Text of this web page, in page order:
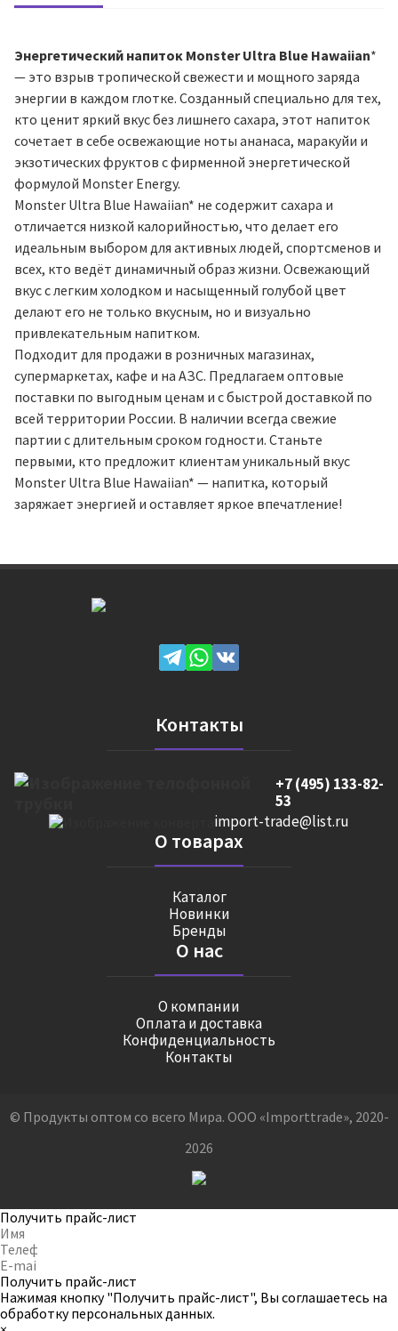
Энергетический напиток Monster Ultra Blue Hawaiian*
— это взрыв тропической свежести и мощного заряда
энергии в каждом глотке. Созданный специально для тех,
кто ценит яркий вкус без лишнего сахара, этот напиток
сочетает в себе освежающие ноты ананаса, маракуйи и
экзотических фруктов с фирменной энергетической
формулой Monster Energy.
Monster Ultra Blue Hawaiian* не содержит сахара и
отличается низкой калорийностью, что делает его
идеальным выбором для активных людей, спортсменов и
всех, кто ведёт динамичный образ жизни. Освежающий
вкус с легким холодком и насыщенный голубой цвет
делают его не только вкусным, но и визуально
привлекательным напитком.
Подходит для продажи в розничных магазинах,
супермаркетах, кафе и на АЗС. Предлагаем оптовые
поставки по выгодным ценам и с быстрой доставкой по
всей территории России. В наличии всегда свежие
партии с длительным сроком годности. Станьте
первыми, кто предложит клиентам уникальный вкус
Monster Ultra Blue Hawaiian* — напитка, который
заряжает энергией и оставляет яркое впечатление!
Контакты
+7 (495) 133-82-
53
import-trade@list.ru
О товарах
Каталог
Новинки
Бренды
О нас
О компании
Оплата и доставка
Конфиденциальность
Контакты
© Продукты оптом со всего Мира. ООО «Importtrade», 2020-
2026
Получить прайс-лист
Получить прайс-лист
Нажимая кнопку "Получить прайс-лист", Вы соглашаетесь на
обработку персональных данных.